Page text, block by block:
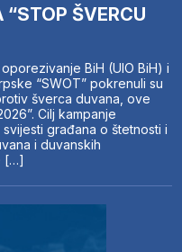
ŠVERCU
BiH (UIO BiH) i
“SWOT” pokrenuli su
šverca duvana, ove
Cilj kampanje
građana o štetnosti i
i duvanskih
[…]